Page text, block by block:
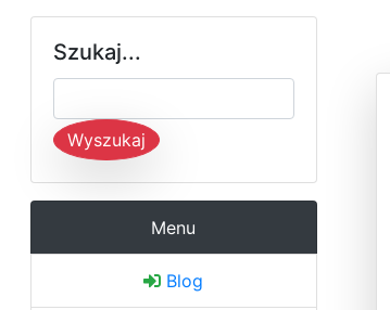
Szukaj...
Wyszukaj
Menu
Blog